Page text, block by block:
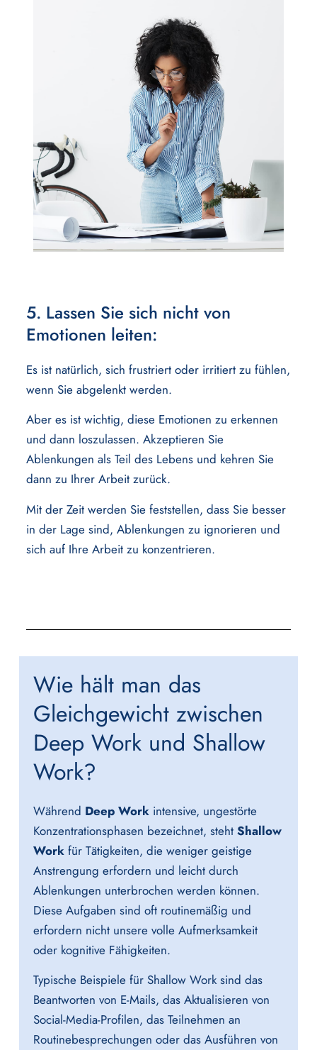
5. Lassen Sie sich nicht von
Emotionen leiten:
Es ist natürlich, sich frustriert oder irritiert zu fühlen,
wenn Sie abgelenkt werden.
Aber es ist wichtig, diese Emotionen zu erkennen
und dann loszulassen. Akzeptieren Sie
Ablenkungen als Teil des Lebens und kehren Sie
dann zu Ihrer Arbeit zurück.
Mit der Zeit werden Sie feststellen, dass Sie besser
in der Lage sind, Ablenkungen zu ignorieren und
sich auf Ihre Arbeit zu konzentrieren.
Wie hält man das
Gleichgewicht zwischen
Deep Work und Shallow
Work?
Während Deep Workintensive, ungestörte
Konzentrationsphasen bezeichnet, steht Shallow
Workfür Tätigkeiten, die weniger geistige
Anstrengung erfordern und leicht durch
Ablenkungen unterbrochen werden können.
Diese Aufgaben sind oft routinemäßig und
erfordern nicht unsere volle Aufmerksamkeit
oder kognitive Fähigkeiten.
Typische Beispiele für Shallow Work sind das
Beantworten von E-Mails, das Aktualisieren von
Social-Media-Profilen, das Teilnehmen an
Routinebesprechungen oder das Ausführen von